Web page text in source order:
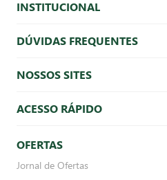
INSTITUCIONAL
DÚVIDAS FREQUENTES
NOSSOS SITES
ACESSO RÁPIDO
OFERTAS
Jornal de Ofertas